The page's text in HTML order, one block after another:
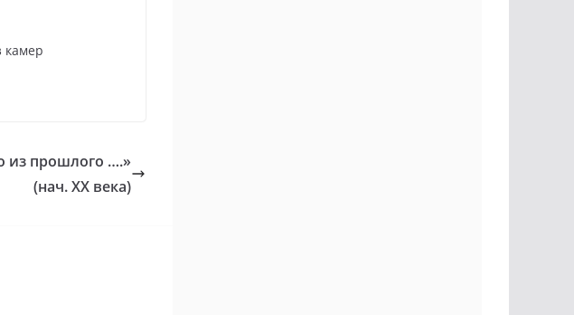
камер
из прошлого ….»
(нач. XX века)